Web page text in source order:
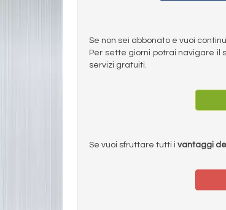
Se non sei abbonato e vuoi
Per sette giorni potrai navigare il
servizi gratuiti.
Se vuoi sfruttare tutti i vantaggi